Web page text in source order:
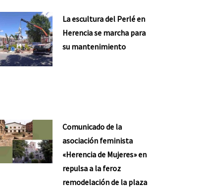
La escultura del Perlé en
Herencia se marcha para
su mantenimiento
Comunicado de la
asociación feminista
«Herencia de Mujeres» en
repulsa a la feroz
remodelación de la plaza